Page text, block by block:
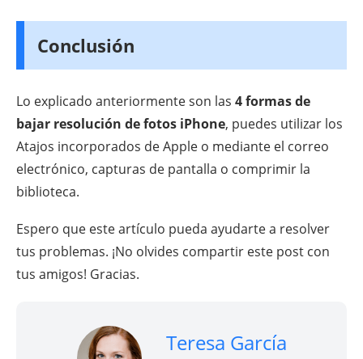
Conclusión
Lo explicado anteriormente son las 4 formas de
bajar resolución de fotos iPhone, puedes utilizar los
Atajos incorporados de Apple o mediante el correo
electrónico, capturas de pantalla o comprimir la
biblioteca.
Espero que este artículo pueda ayudarte a resolver
tus problemas. ¡No olvides compartir este post con
tus amigos! Gracias.
Teresa García